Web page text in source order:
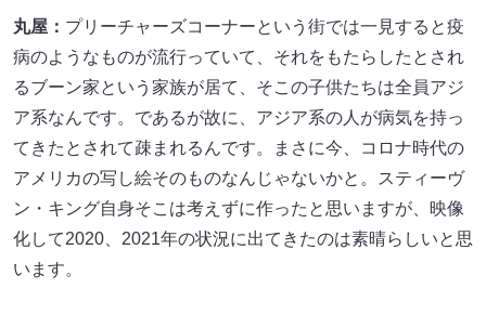
丸屋： プリーチャーズコーナーという街では一見すると疫
病のようなものが流行っていて、それをもたらしたとされ
るブーン家という家族が居て、そこの子供たちは全員アジ
ア系なんです。であるが故に、アジア系の人が病気を持っ
てきたとされて疎まれるんです。まさに今、コロナ時代の
アメリカの写し絵そのものなんじゃないかと。スティーヴ
ン・キング自身そこは考えずに作ったと思いますが、映像
化して2020、2021年の状況に出てきたのは素晴らしいと思
います。